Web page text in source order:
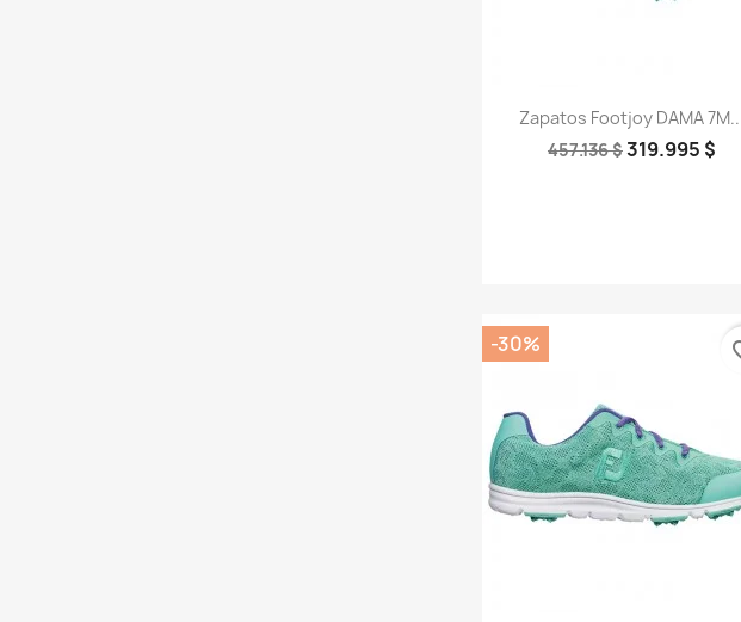
 Vista rápida
Zapatos Footjoy DAMA
457.136 $319.995 $
-30%